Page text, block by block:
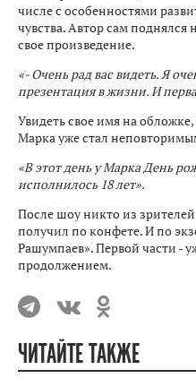
числе с особенностями
чувства. Автор сам поднялся
свое произведение.
«- Очень рад вас видеть. Я
презентация в жизни. И
Увидеть свое имя на
Марка уже стал
«В этот день у Марка День
исполнилось 18 лет».
После шоу никто из
получил по конфете. И по
Рашумпаев». Первой части -
продолжением.
ЧИТАЙТЕ ТАКЖЕ